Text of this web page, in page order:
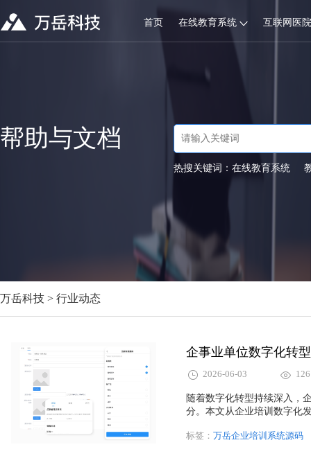
首页 在线教育系统 互联网医
帮助与文档
热搜关键词： 在线教育系统
万岳科技 > 行业动态
企事业单位数字化转
2026-06-03 126
随着数字化转型持续深入，
分。本文从企业培训数字化
面的优势，为企业构建数字
标签： 万岳企业培训系统源码